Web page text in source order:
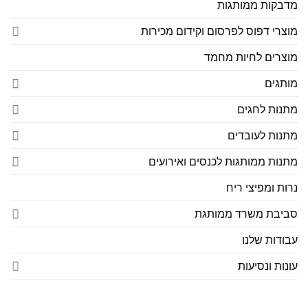
מדבקות ממותגות
מוצרי דפוס לפרסום וקידום מכירות
מוצרים לחיות מחמד
מותגים
מתנות לחגים
מתנות לעובדים
מתנות ממותגות לכנסים ואירועים
נרות ומפיצי ריח
סביבת משרד ממותגת
עבודות שלנו
עונות ונסיעות